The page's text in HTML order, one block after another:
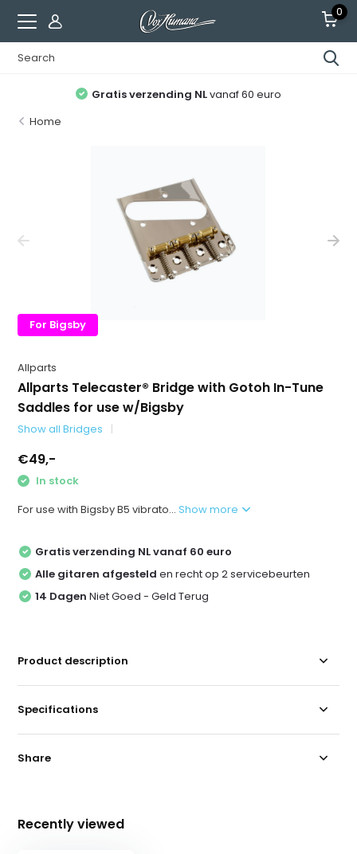
0
Gratis verzending NLvanaf 60 euro
Home
For Bigsby
Allparts
Allparts Telecaster® Bridge with Gotoh In-Tune
Saddles for use w/Bigsby
Show all Bridges
€49,-
In stock
For use with Bigsby B5 vibrato...Show more
Gratis verzending NL vanaf 60 euro
Alle gitaren afgesteld en recht op 2 servicebeurten
14 Dagen Niet Goed - Geld Terug
Product description
Specifications
Share
Recently viewed